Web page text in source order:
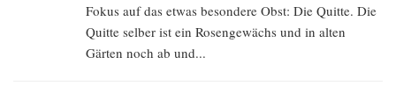
Fokus auf das etwas besondere Obst: Die Quitte. Die
Quitte selber ist ein Rosengewächs und in alten
Gärten noch ab und...